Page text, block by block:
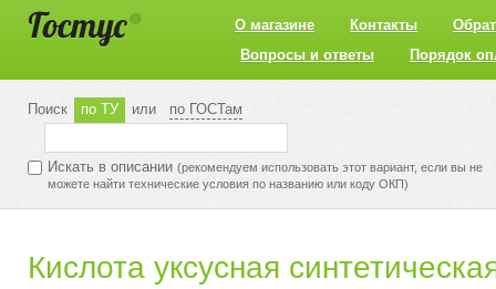
О магазине Контакты
Вопросы и ответы
Порядок
Поиск по ТУ или по ГОСТам
Искать в описании (рекомендуем использовать этот вариант, если вы не
можете найти технические условия по названию или коду ОКП)
Кислота уксусная